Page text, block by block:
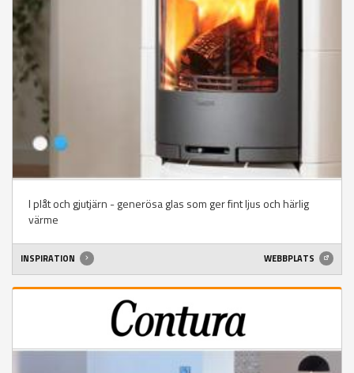
I plåt och gjutjärn - generösa glas som ger fint ljus och härlig
värme
INSPIRATION WEBBPLATS